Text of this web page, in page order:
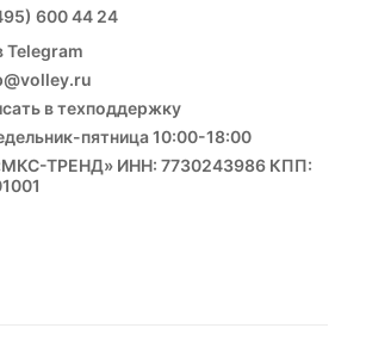
600 44 24
Telegram
в техподдержку
пятница 10:00-18:00
ТРЕНД» ИНН: 7730243986 КПП: